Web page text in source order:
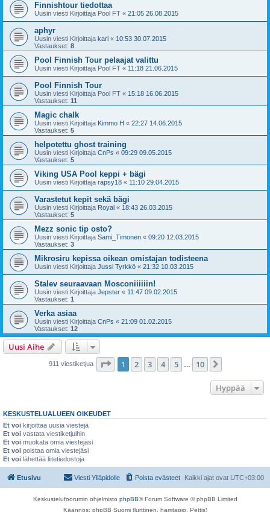
Finnishtour tiedottaa
Uusin viesti Kirjoittaja Pool FT « 21:05 26.08.2015
aphyr
Uusin viesti Kirjoittaja kari « 10:53 30.07.2015
Vastaukset: 8
Pool Finnish Tour pelaajat valittu
Uusin viesti Kirjoittaja Pool FT « 11:18 21.06.2015
Pool Finnish Tour
Uusin viesti Kirjoittaja Pool FT « 15:18 16.06.2015
Vastaukset: 11
Magic chalk
Uusin viesti Kirjoittaja Kimmo H « 22:27 14.06.2015
Vastaukset: 5
helpotettu ghost training
Uusin viesti Kirjoittaja CnPs « 09:29 09.05.2015
Vastaukset: 5
Viking USA Pool keppi + bägi
Uusin viesti Kirjoittaja rapsy18 « 11:10 29.04.2015
Varastetut kepit sekä bägi
Uusin viesti Kirjoittaja Royal « 18:43 26.03.2015
Vastaukset: 5
Mezz sonic tip osto?
Uusin viesti Kirjoittaja Sami_Timonen « 09:20 12.03.2015
Vastaukset: 3
Mikrosiru kepissa oikean omistajan todisteena
Uusin viesti Kirjoittaja Jussi Tyrkkö « 21:32 10.03.2015
Stalev seuraavaan Mosconiiiiiin!
Uusin viesti Kirjoittaja Jepster « 11:47 09.02.2015
Vastaukset: 1
Verka asiaa
Uusin viesti Kirjoittaja CnPs « 21:09 01.02.2015
Vastaukset: 12
Uusi Aihe
911 viestiketjua Sivu /10
1 2 3 4 5 … 10
Hyppää
KESKUSTELUALUEEN OIKEUDET
Et voi kirjoittaa uusia viestejä
Et voi vastata viestiketjuihin
Et voi muokata omia viestejäsi
Et voi poistaa omia viestejäsi
Et voi lähettää liitetiedostoja
Etusivu Kaikki ajat ovat UTC+03:00
Poista evästeet
Viesti Ylläpidolle
Keskustelufoorumin ohjelmisto phpBB® Forum Software © phpBB Limited
Käännös: phpBB Suomi (lurttinen, harritapio, Pettis)